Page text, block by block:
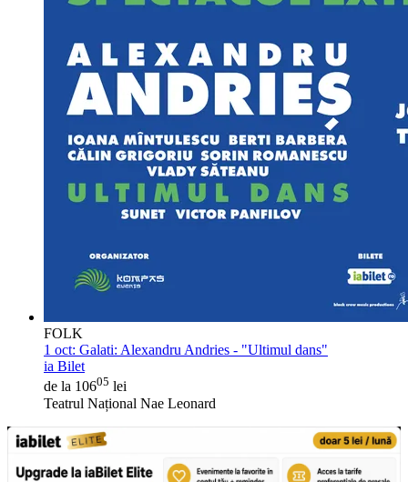
FOLK
1 oct: Galati: Alexandru Andries - "Ultimul dans"
ia Bilet
de la 10605 lei
Teatrul Național Nae Leonard